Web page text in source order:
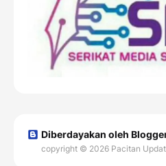
Diberdayakan oleh
copyright © 2026 Pacitan